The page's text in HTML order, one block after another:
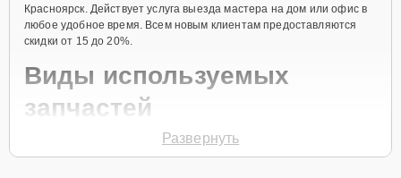
Красноярск. Действует услуга выезда мастера на дом или офис в
любое удобное время. Всем новым клиентам предоставляются
скидки от 15 до 20%.
Виды используемых
запчастей
Для ремонта стиральной машины модели BFV 1008 предлагаются
Развернуть